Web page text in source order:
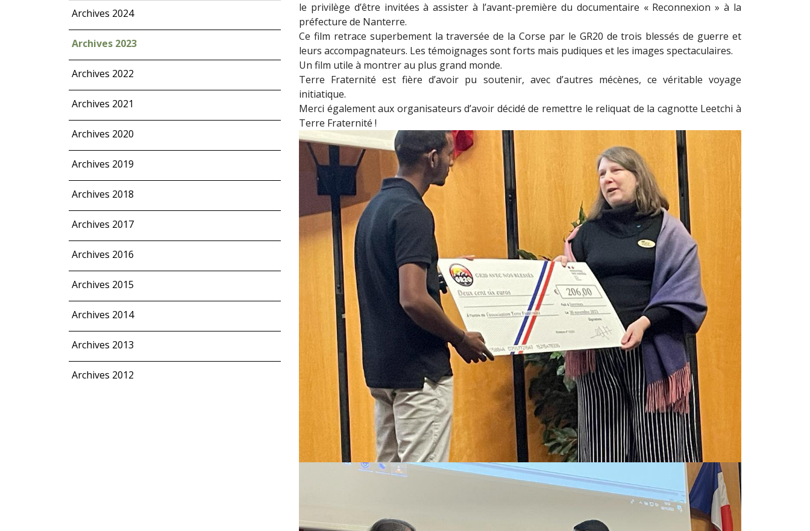
Archives 2024
Archives 2023
Archives 2022
Archives 2021
Archives 2020
Archives 2019
Archives 2018
Archives 2017
Archives 2016
Archives 2015
Archives 2014
Archives 2013
Archives 2012
le privilège d’être invitées à assister à l’avant-première du documentaire « Reconnexion » à la
préfecture de Nanterre.
Ce film retrace superbement la traversée de la Corse par le GR20 de trois blessés de guerre et
leurs accompagnateurs. Les témoignages sont forts mais pudiques et les images spectaculaires.
Un film utile à montrer au plus grand monde.
Terre Fraternité est fière d’avoir pu soutenir, avec d’autres mécènes, ce véritable voyage
initiatique.
Merci également aux organisateurs d’avoir décidé de remettre le reliquat de la cagnotte Leetchi à
Terre Fraternité !